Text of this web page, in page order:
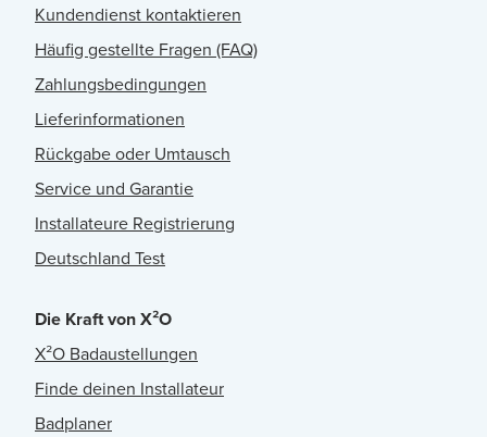
Kundendienst kontaktieren
Häufig gestellte Fragen (FAQ)
Zahlungsbedingungen
Lieferinformationen
Rückgabe oder Umtausch
Service und Garantie
Installateure Registrierung
Deutschland Test
Die Kraft von X²O
X²O Badaustellungen
Finde deinen Installateur
Badplaner